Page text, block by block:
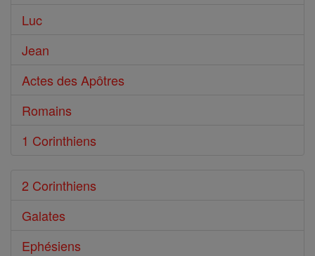
Luc
Jean
Actes des Apôtres
Romains
1 Corinthiens
2 Corinthiens
Galates
Ephésiens